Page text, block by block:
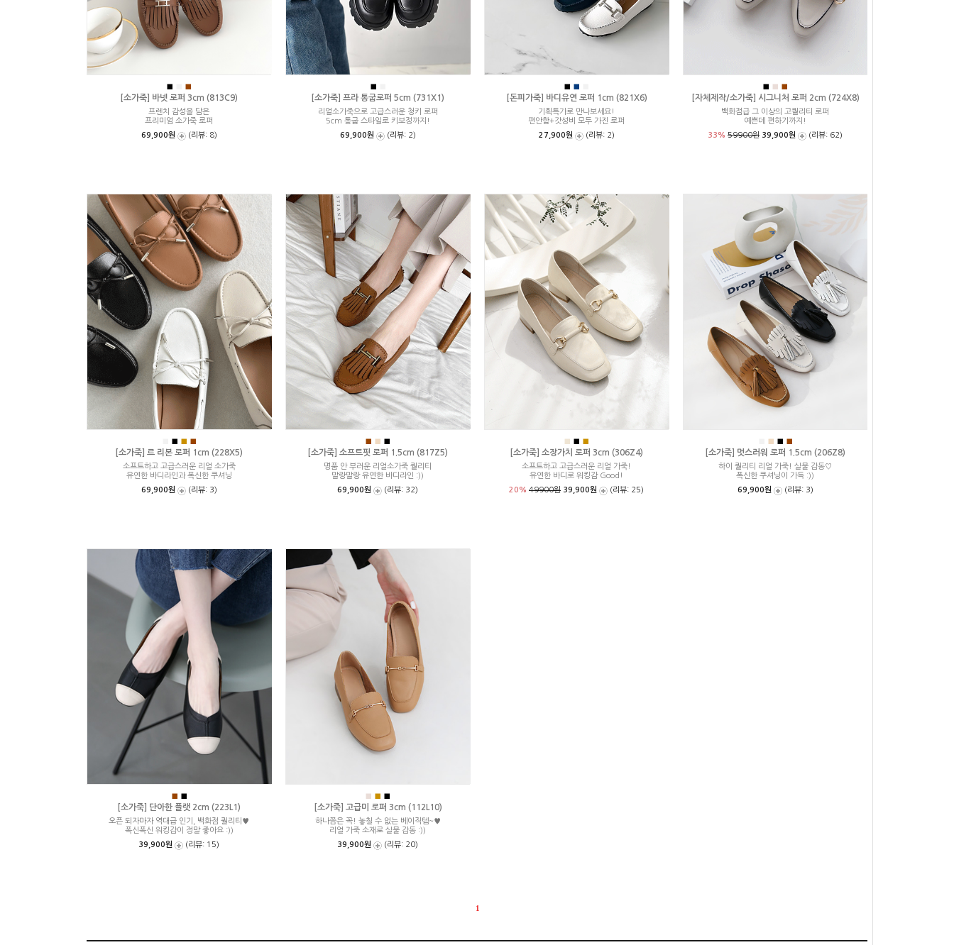
■ ■
[소가죽] 바넷 로퍼 3cm (813C9)
프렌치 감성을 담은
프리미엄 소가죽 로퍼
69,900원
(리뷰: 8)
■
[소가죽] 프라 통굽로퍼 5cm (731X1)
리얼소가죽으로 고급스러운 청키 로퍼
5cm 통굽 스타일로 키보정까지!
69,900원
(리뷰: 2)
■ ■
[돈피가죽] 바디유연 로퍼 1cm (821X6)
기획특가로 만나보세요!
편안함+갓성비 모두 가진 로퍼
27,900원
(리뷰: 2)
■ ■
[자체제작/소가죽] 시그니처 로퍼 2cm (724X8)
백화점급 그 이상의 고퀄리티 로퍼
예쁜데 편하기까지!
33% 59900원 39,900원 (리뷰: 62)
■ ■ ■
[소가죽] 르 리본 로퍼 1cm (228X5)
소프트하고 고급스러운 리얼 소가죽
유연한 바디라인과 폭신한 쿠셔닝
69,900원
(리뷰: 3)
■ ■ ■
[소가죽] 소프트핏 로퍼 1.5cm (817Z5)
명품 안 부러운 리얼소가죽 퀄리티
말랑말랑 유연한 바디라인 :))
69,900원
(리뷰: 32)
■ ■
[소가죽] 소장가치 로퍼 3cm (306Z4)
소프트하고 고급스러운 리얼 가죽!
유연한 바디로 워킹감 Good!
20% 49900원 39,900원 (리뷰: 25)
■ ■ ■
[소가죽] 멋스러워 로퍼 1.5cm (206Z8)
하이 퀄리티 리얼 가죽! 실물 감동♡
폭신한 쿠셔닝이 가득 :))
69,900원
(리뷰: 3)
■ ■
[소가죽] 단아한 플랫 2cm (223L1)
오픈 되자마자 역대급 인기, 백화점 퀄리티♥
폭신폭신 워킹감이 정말 좋아요 :))
39,900원
(리뷰: 15)
■ ■
[소가죽] 고급미 로퍼 3cm (112L10)
하나쯤은 꼭! 놓칠 수 없는 베이직템~♥
리얼 가죽 소재로 실물 감동 :))
39,900원
(리뷰: 20)
1